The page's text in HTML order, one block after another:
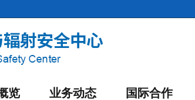
览 业务动态 国际合作